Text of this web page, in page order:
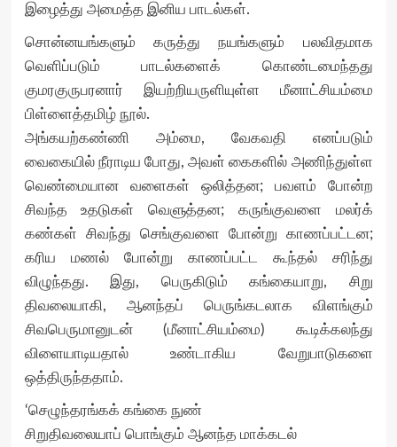
இழைத்து அமைத்த இனிய பாடல்கள்.
சொன்னயங்களும் கருத்து நயங்களும் பலவிதமாக
வெளிப்படும் பாடல்களைக் கொண்டமைந்தது
குமரகுருபரனார் இயற்றியருளியுள்ள மீனாட்சியம்மை
பிள்ளைத்தமிழ் நூல்.
அங்கயற்கண்ணி அம்மை, வேகவதி எனப்படும்
வைகையில் நீராடிய போது, அவள் கைகளில் அணிந்துள்ள
வெண்மையான வளைகள் ஒலித்தன; பவளம் போன்ற
சிவந்த உதடுகள் வெளுத்தன; கருங்குவளை மலர்க்
கண்கள் சிவந்து செங்குவளை போன்று காணப்பட்டன;
கரிய மணல் போன்று காணப்பட்ட கூந்தல் சரிந்து
விழுந்தது. இது, பெருகிடும் கங்கையாறு, சிறு
திவலையாகி, ஆனந்தப் பெருங்கடலாக விளங்கும்
சிவபெருமானுடன் (மீனாட்சியம்மை) கூடிக்கலந்து
விளையாடியதால் உண்டாகிய வேறுபாடுகளை
ஒத்திருந்ததாம்.
‘செழுந்தரங்கக் கங்கை நுண்
சிறுதிவலையாப் பொங்கும் ஆனந்த மாக்கடல்